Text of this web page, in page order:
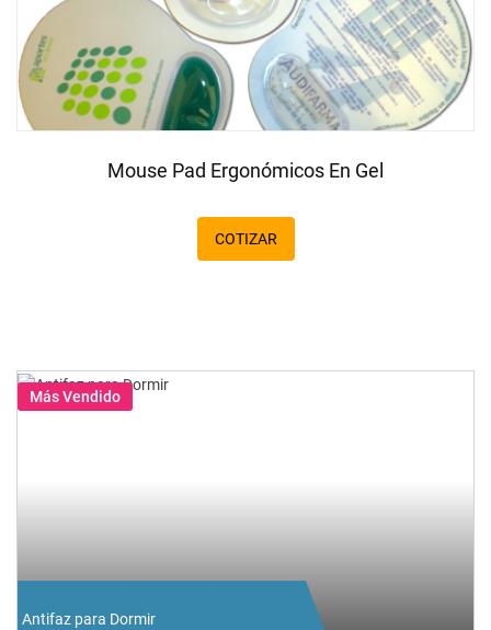
Mouse Pad Ergonómicos En Gel
COTIZAR
Más Vendido
Antifaz para Dormir